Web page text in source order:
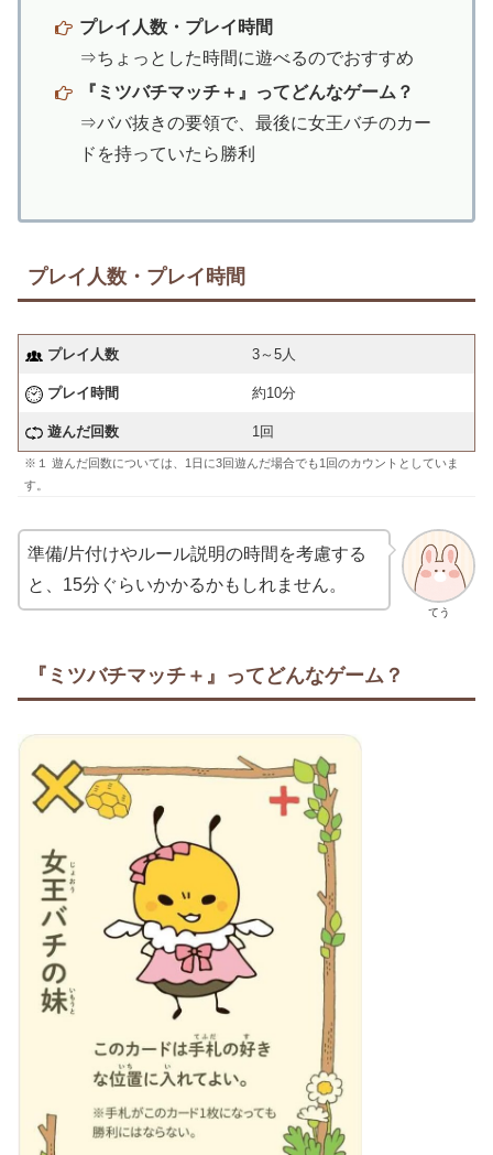
プレイ人数・プレイ時間
⇒ちょっとした時間に遊べるのでおすすめ
『ミツバチマッチ＋』ってどんなゲーム？
⇒ババ抜きの要領で、最後に女王バチのカー
ドを持っていたら勝利
プレイ人数・プレイ時間
プレイ人数 3～5人
プレイ時間 約10分
遊んだ回数 1回
※１ 遊んだ回数については、1日に3回遊んだ場合でも1回のカウントとしていま
す。
てう
準備/片付けやルール説明の時間を考慮する
と、15分ぐらいかかるかもしれません。
『ミツバチマッチ＋』ってどんなゲーム？